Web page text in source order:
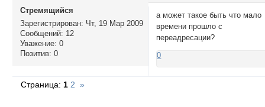
Стремящийся
Зарегистрирован: Чт, 19 Мар 2009
Сообщений: 12
Уважение: 0
Позитив: 0
а может такое быть что мало
времени прошло с
переадресации?
0
Страница:1 2 »